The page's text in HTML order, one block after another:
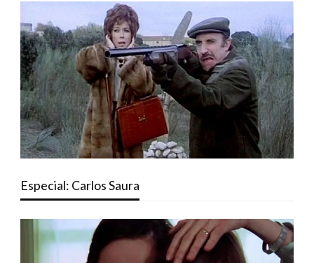
Especial: Carlos Saura